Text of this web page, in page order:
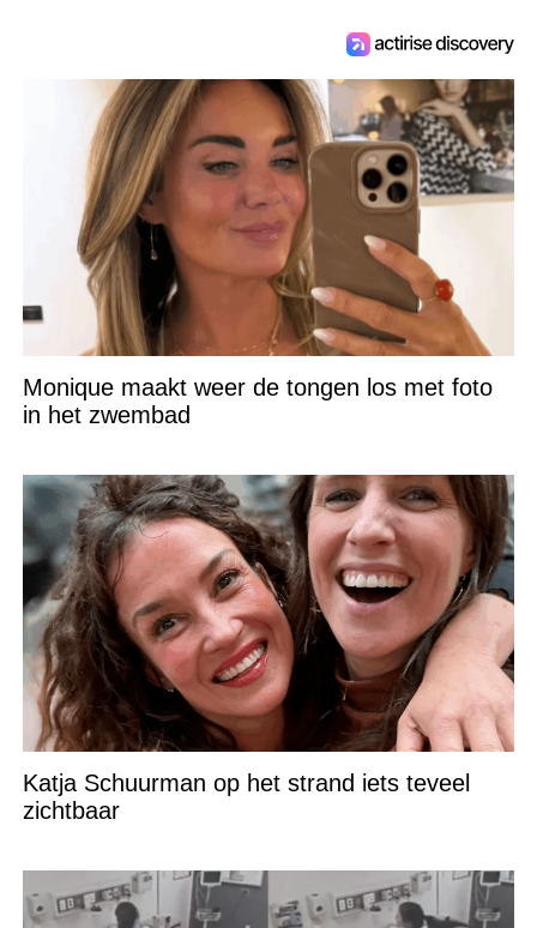
Monique maakt weer de tongen los met foto
in het zwembad
Katja Schuurman op het strand iets teveel
zichtbaar